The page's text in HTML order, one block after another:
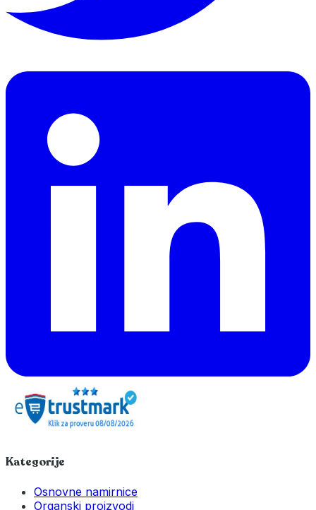
Kategorije
Osnovne namirnice
Organski proizvodi